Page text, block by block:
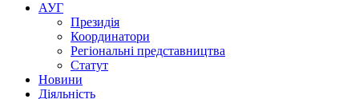
АУГ
Президія
Координатори
Регіональні представництва
Статут
Новини
Діяльність